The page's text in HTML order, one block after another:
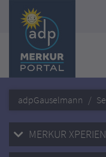
adpGauselmann
MERKUR